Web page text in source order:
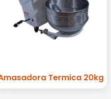
Termica 20kg